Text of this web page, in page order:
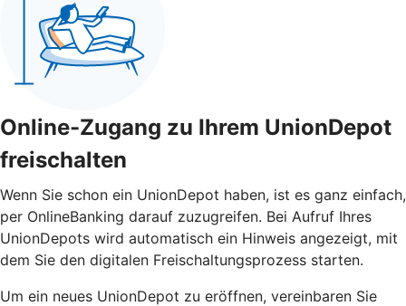
Online-Zugang zu Ihrem UnionDepot
freischalten
Wenn Sie schon ein UnionDepot haben, ist es ganz einfach,
per OnlineBanking darauf zuzugreifen. Bei Aufruf Ihres
UnionDepots wird automatisch ein Hinweis angezeigt, mit
dem Sie den digitalen Freischaltungsprozess starten.
Um ein neues UnionDepot zu eröffnen, vereinbaren Sie